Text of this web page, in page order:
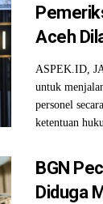
Aceh
ASPEK.ID,
untuk
personel
ketentuan
BGN
Diduga